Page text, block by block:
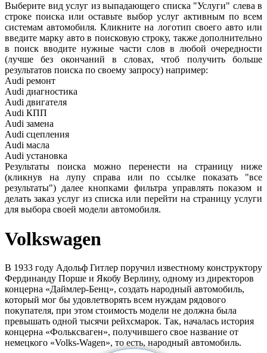
Выберите вид услуг из выпадающего списка "Услуги" слева в
строке поиска или оставьте выбор услуг активным по всем
системам автомобиля. Кликните на логотип своего авто или
введите марку авто в поисковую строку, также дополнительно
в поиск вводите нужные части слов в любой очередности
(лучше без окончаний в словах, чтоб получить больше
результатов поиска по своему запросу) например:
Audi ремонт
Audi диагностика
Audi двигателя
Audi КПП
Audi замена
Audi сцепления
Audi масла
Audi установка
Результаты поиска можно перенести на страницу ниже
(кликнув на лупу справа или по ссылке показать "все
результаты") далее кнопками фильтра управлять показом и
делать заказ услуг из списка или перейти на страницу услуги
для выбора своей модели автомобиля.
Volkswagen
В 1933 году Адольф Гитлер поручил известному конструктору
Фердинанду Порше и Якобу Верлину, одному из директоров
концерна «Даймлер-Бенц», создать народный автомобиль,
который мог бы удовлетворять всем нуждам рядового
покупателя, при этом стоимость модели не должна была
превышать одной тысячи рейхсмарок. Так, началась история
концерна «Фольксваген», получившего свое название от
немецкого «Volks-Wagen», то есть, народный автомобиль.